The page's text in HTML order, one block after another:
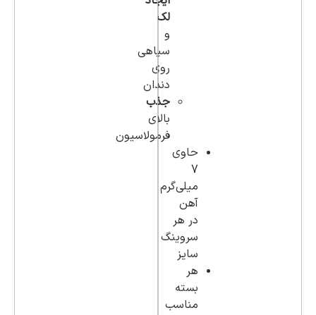
لک
و
سیاهی
روی
دندان
جذب
بالای
فرمولاسیون
حاوی
7
میلی‌گرم
آهن
در هر
سروینگ
سایز
هر
بسته
مناسب